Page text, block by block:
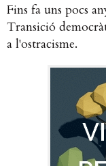
Fins fa uns pocs
Transició
a l'ostracisme.